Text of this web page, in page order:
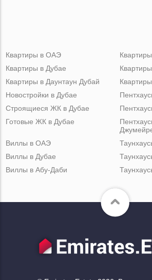
Квартиры в ОАЭ
Квартиры в Дубае
Квартиры в Даунтаун Дубай
Новостройки в Дубае
Строящиеся ЖК в Дубае
Готовые ЖК в Дубае
Виллы в ОАЭ
Виллы в Дубае
Виллы в Абу-Даби